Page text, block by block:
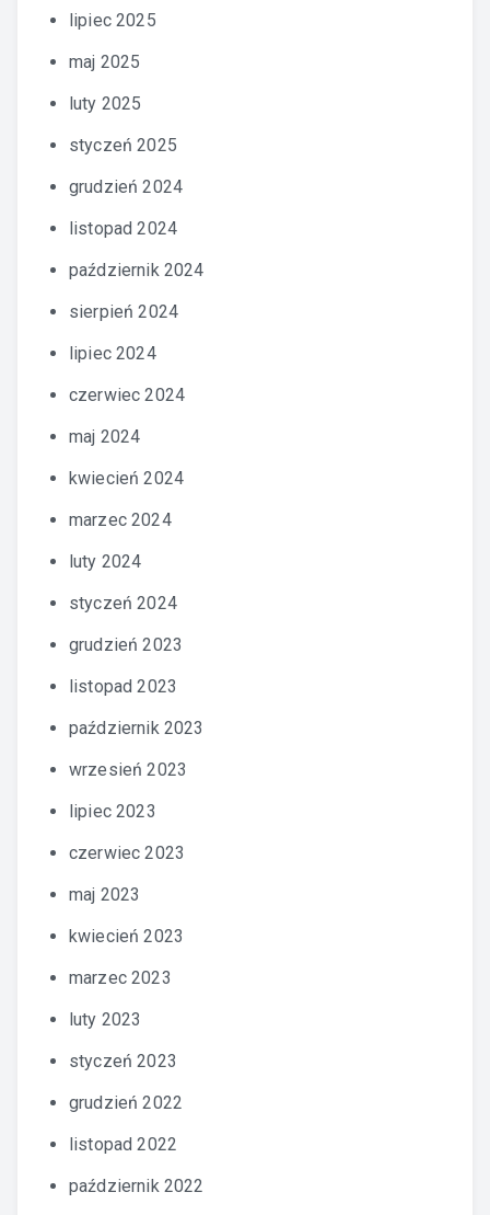
lipiec 2025
maj 2025
luty 2025
styczeń 2025
grudzień 2024
listopad 2024
październik 2024
sierpień 2024
lipiec 2024
czerwiec 2024
maj 2024
kwiecień 2024
marzec 2024
luty 2024
styczeń 2024
grudzień 2023
listopad 2023
październik 2023
wrzesień 2023
lipiec 2023
czerwiec 2023
maj 2023
kwiecień 2023
marzec 2023
luty 2023
styczeń 2023
grudzień 2022
listopad 2022
październik 2022